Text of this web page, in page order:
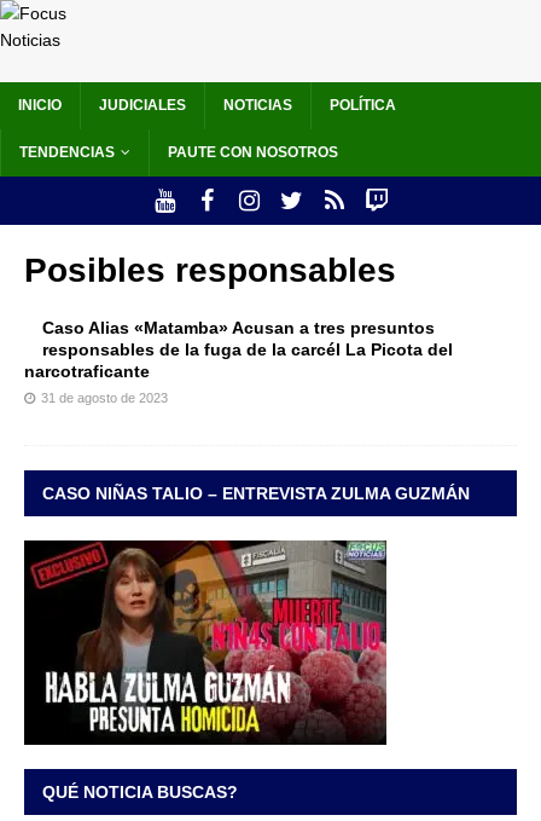
INICIO JUDICIALES NOTICIAS POLÍTICA
TENDENCIAS PAUTE CON NOSOTROS
Posibles responsables
Caso Alias «Matamba» Acusan a tres presuntos
responsables de la fuga de la carcél La Picota del
narcotraficante
31 de agosto de 2023
CASO NIÑAS TALIO – ENTREVISTA ZULMA GUZMÁN
QUÉ NOTICIA BUSCAS?